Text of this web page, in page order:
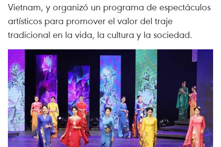
Vietnam, y organizó un programa de espectáculos
artísticos para promover el valor del traje
tradicional en la vida, la cultura y la sociedad.